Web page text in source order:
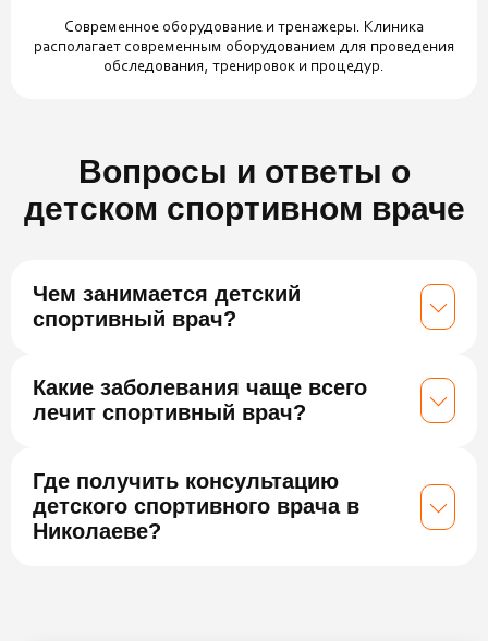
Современное оборудование и тренажеры. Клиника
располагает современным оборудованием для проведения
обследования, тренировок и процедур.
Вопросы и ответы о
детском спортивном враче
Чем занимается детский
спортивный врач?
Какие заболевания чаще всего
лечит спортивный врач?
Где получить консультацию
детского спортивного врача в
Николаеве?